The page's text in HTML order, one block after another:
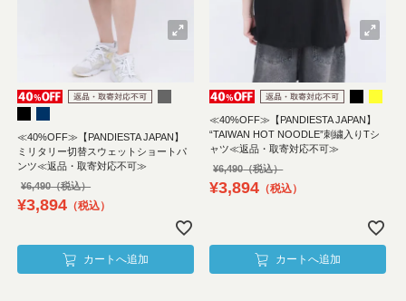
≪40%OFF≫【PANDIESTA JAPAN】
ミリタリー切替スウェットショートパ
ンツ≪返品・取寄対応不可≫
¥6,490
¥3,894 税込
カートへ追加
≪40%OFF≫【PANDIESTA JAPAN】
“TAIWAN HOT NOODLE”刺繍入りTシ
ャツ≪返品・取寄対応不可≫
¥6,490
¥3,894 税込
カートへ追加